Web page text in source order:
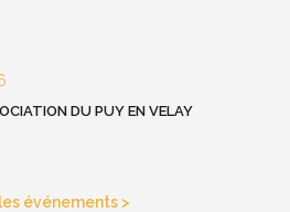
DU PUY EN VELAY
événements >